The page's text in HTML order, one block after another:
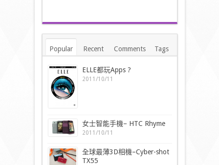
Popular Recent Comments Tags
ELLE都玩Apps ?
2011/10/11
女士智能手機– HTC Rhyme
2011/10/11
全球最薄3D相機–Cyber-shot
TX55